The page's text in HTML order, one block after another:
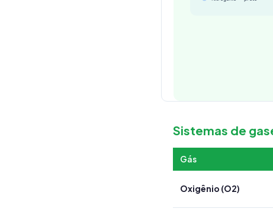
Sistemas de
Gás
Oxigênio (O2)